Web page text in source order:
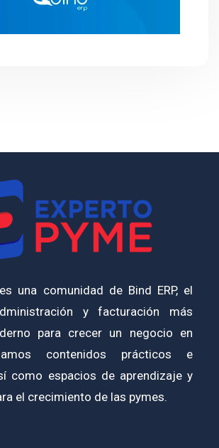
una comunidad de Bind ERP, el
y facturación más
para crecer un negocio en
contenidos prácticos e
como espacios de aprendizaje y
el crecimiento de las pymes.